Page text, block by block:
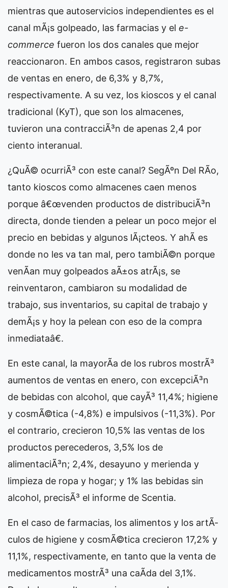
mientras que autoservicios independientes es el
canal mÃ¡s golpeado, las farmacias y el e-
commerce fueron los dos canales que mejor
reaccionaron. En ambos casos, registraron subas
de ventas en enero, de 6,3% y 8,7%,
respectivamente. A su vez, los kioscos y el canal
tradicional (KyT), que son los almacenes,
tuvieron una contracciÃ³n de apenas 2,4 por
ciento interanual.
¿QuÃ© ocurriÃ³ con este canal? SegÃºn Del RÃ­o,
tanto kioscos como almacenes caen menos
porque â€œvenden productos de distribuciÃ³n
directa, donde tienden a pelear un poco mejor el
precio en bebidas y algunos lÃ¡cteos. Y ahÃ­ es
donde no les va tan mal, pero tambiÃ©n porque
venÃ­an muy golpeados aÃ±os atrÃ¡s, se
reinventaron, cambiaron su modalidad de
trabajo, sus inventarios, su capital de trabajo y
demÃ¡s y hoy la pelean con eso de la compra
inmediataâ€.
En este canal, la mayorÃ­a de los rubros mostrÃ³
aumentos de ventas en enero, con excepciÃ³n
de bebidas con alcohol, que cayÃ³ 11,4%; higiene
y cosmÃ©tica (-4,8%) e impulsivos (-11,3%). Por
el contrario, crecieron 10,5% las ventas de los
productos perecederos, 3,5% los de
alimentaciÃ³n; 2,4%, desayuno y merienda y
limpieza de ropa y hogar; y 1% las bebidas sin
alcohol, precisÃ³ el informe de Scentia.
En el caso de farmacias, los alimentos y los artÃ­
culos de higiene y cosmÃ©tica crecieron 17,2% y
11,1%, respectivamente, en tanto que la venta de
medicamentos mostrÃ³ una caÃ­da del 3,1%.